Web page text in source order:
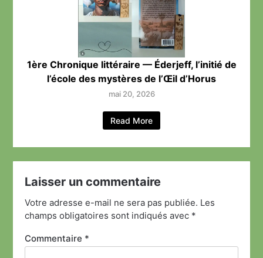
1ère Chronique littéraire — Éderjeff, l’initié de
l’école des mystères de l’Œil d’Horus
mai 20, 2026
Read More
Laisser un commentaire
Votre adresse e-mail ne sera pas publiée. Les
champs obligatoires sont indiqués avec *
Commentaire *